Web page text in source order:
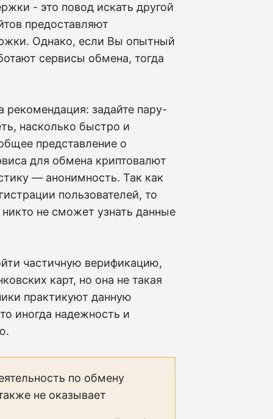
- это повод искать другой
предоставляют
Однако, если Вы опытный
сервисы обмена, тогда
задайте пару-
насколько быстро и
представление о
для обмена криптовалют
— анонимность. Так как
пользователей, то
не сможет узнать данные
частичную верификацию,
карт, но она не такая
практикуют данную
иногда надежность и
по обмену
не оказывает